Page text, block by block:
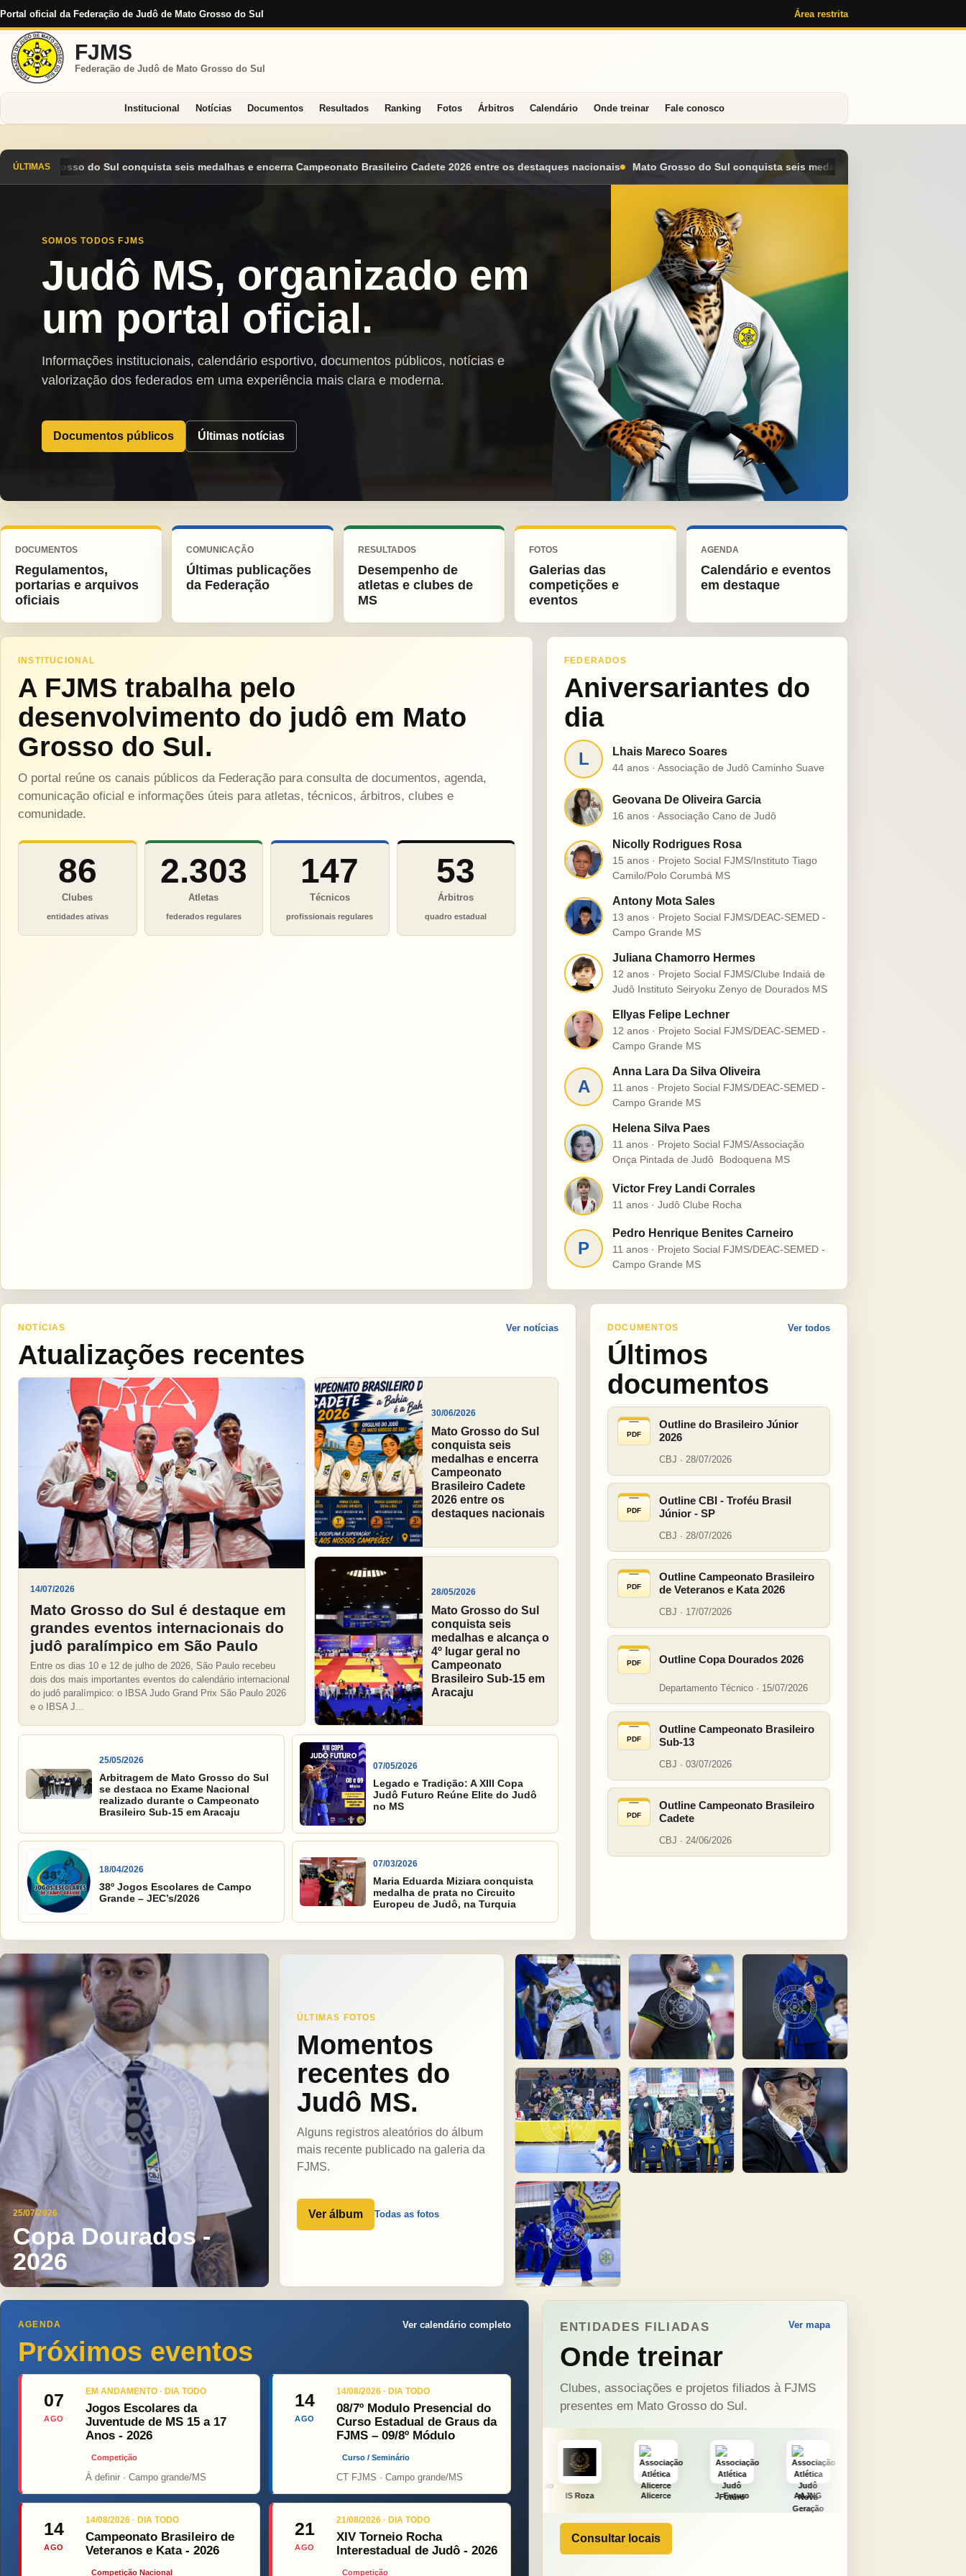
Portal oficial da Federação de Judô de Mato Grosso do Sul Área restrita
FJMS
Federação de Judô de Mato Grosso do Sul
Institucional Notícias Documentos Resultados Ranking Fotos Árbitros Calendário Onde treinar Fale conosco
ÚLTIMAS
medalhas e encerra Campeonato Brasileiro Cadete 2026 entre os destaques nacionais Mato Grosso do Sul conquista seis medalhas e alcança o 4º lugar geral no Campeonato Brasileiro
SOMOS TODOS FJMS
Judô MS, organizado em
um portal oficial.
Informações institucionais, calendário esportivo, documentos públicos, notícias e
valorização dos federados em uma experiência mais clara e moderna.
Documentos públicos Últimas notícias
DOCUMENTOS
Regulamentos,
portarias e arquivos
oficiais
COMUNICAÇÃO
Últimas publicações
da Federação
RESULTADOS
Desempenho de
atletas e clubes de
MS
FOTOS
Galerias das
competições e
eventos
AGENDA
Calendário e eventos
em destaque
INSTITUCIONAL
A FJMS trabalha pelo
desenvolvimento do judô em Mato
Grosso do Sul.
O portal reúne os canais públicos da Federação para consulta de documentos, agenda,
comunicação oficial e informações úteis para atletas, técnicos, árbitros, clubes e
comunidade.
86
Clubes
entidades ativas
2.303
Atletas
federados regulares
147
Técnicos
profissionais regulares
53
Árbitros
quadro estadual
FEDERADOS
Aniversariantes do
dia
L Lhais Mareco Soares
44 anos · Associação de Judô Caminho Suave
G Geovana De Oliveira Garcia
16 anos · Associação Cano de Judô
N
Nicolly Rodrigues Rosa
15 anos · Projeto Social FJMS/Instituto Tiago
Camilo/Polo Corumbá MS
A
Antony Mota Sales
13 anos · Projeto Social FJMS/DEAC-SEMED -
Campo Grande MS
J
Juliana Chamorro Hermes
12 anos · Projeto Social FJMS/Clube Indaiá de
Judô Instituto Seiryoku Zenyo de Dourados MS
E
Ellyas Felipe Lechner
12 anos · Projeto Social FJMS/DEAC-SEMED -
Campo Grande MS
A
Anna Lara Da Silva Oliveira
11 anos · Projeto Social FJMS/DEAC-SEMED -
Campo Grande MS
H
Helena Silva Paes
11 anos · Projeto Social FJMS/Associação
Onça Pintada de Judô  Bodoquena MS
V Victor Frey Landi Corrales
11 anos · Judô Clube Rocha
P
Pedro Henrique Benites Carneiro
11 anos · Projeto Social FJMS/DEAC-SEMED -
Campo Grande MS
NOTÍCIAS
Atualizações recentes
Ver notícias
14/07/2026
Mato Grosso do Sul é destaque em
grandes eventos internacionais do
judô paralímpico em São Paulo
Entre os dias 10 e 12 de julho de 2026, São Paulo recebeu
dois dos mais importantes eventos do calendário internacional
do judô paralímpico: o IBSA Judo Grand Prix São Paulo 2026
e o IBSA J...
30/06/2026
Mato Grosso do Sul
conquista seis
medalhas e encerra
Campeonato
Brasileiro Cadete
2026 entre os
destaques nacionais
28/05/2026
Mato Grosso do Sul
conquista seis
medalhas e alcança o
4º lugar geral no
Campeonato
Brasileiro Sub-15 em
Aracaju
25/05/2026
Arbitragem de Mato Grosso do Sul
se destaca no Exame Nacional
realizado durante o Campeonato
Brasileiro Sub-15 em Aracaju
07/05/2026
Legado e Tradição: A XIII Copa
Judô Futuro Reúne Elite do Judô
no MS
18/04/2026
38º Jogos Escolares de Campo
Grande – JEC’s/2026
07/03/2026
Maria Eduarda Miziara conquista
medalha de prata no Circuito
Europeu de Judô, na Turquia
DOCUMENTOS
Últimos
documentos
Ver todos
PDF
Outline do Brasileiro Júnior
2026
CBJ · 28/07/2026
PDF
Outline CBI - Troféu Brasil
Júnior - SP
CBJ · 28/07/2026
PDF
Outline Campeonato Brasileiro
de Veteranos e Kata 2026
CBJ · 17/07/2026
PDF Outline Copa Dourados 2026
Departamento Técnico · 15/07/2026
PDF
Outline Campeonato Brasileiro
Sub-13
CBJ · 03/07/2026
PDF
Outline Campeonato Brasileiro
Cadete
CBJ · 24/06/2026
25/07/2026
Copa Dourados -
2026
ÚLTIMAS FOTOS
Momentos
recentes do
Judô MS.
Alguns registros aleatórios do álbum
mais recente publicado na galeria da
FJMS.
Ver álbum Todas as fotos
AGENDA
Próximos eventos
Ver calendário completo
07
AGO
EM ANDAMENTO · DIA TODO
Jogos Escolares da
Juventude de MS 15 a 17
Anos - 2026
Competição
Á definir · Campo grande/MS
14
AGO
14/08/2026 · DIA TODO
08/7º Modulo Presencial do
Curso Estadual de Graus da
FJMS – 09/8º Módulo
Curso / Seminário
CT FJMS · Campo grande/MS
14
AGO
14/08/2026 · DIA TODO
Campeonato Brasileiro de
Veteranos e Kata - 2026
Competição Nacional
21
AGO
21/08/2026 · DIA TODO
XIV Torneio Rocha
Interestadual de Judô - 2026
Competição
ENTIDADES FILIADAS
Onde treinar
Ver mapa
Clubes, associações e projetos filiados à FJMS
presentes em Mato Grosso do Sul.
Top Fight ONÇA PINT PSOPJ IS Roza Alicerce J. Futuro AAJNG TSURU
Consultar locais